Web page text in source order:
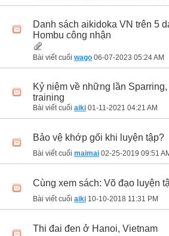
Danh sách aikidoka VN trên 5
Hombu công nhận
Bài viết cuối wago 06-07-2023 05:24 AM
Kỷ niệm về những lần
training
Bài viết cuối aiki 01-11-2021 04:21 AM
Bảo vệ khớp gối khi luyện tập?
Bài viết cuối maimai 02-25-2019 09:51
Cùng xem sách: Võ đạo luyện
Bài viết cuối aiki 10-10-2018 11:31 PM
Thi đai đen ở Hanoi, Vietnam